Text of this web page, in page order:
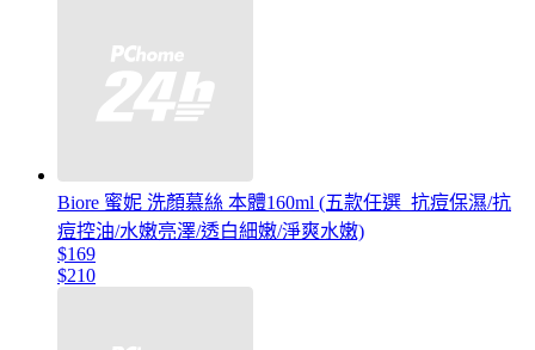
Biore 蜜妮 洗顏慕絲 本體160ml (五款任選_抗痘保濕/抗
痘控油/水嫩亮澤/透白細嫩/淨爽水嫩)
$169
$210